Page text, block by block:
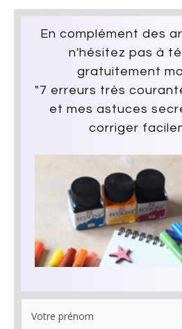
En complément des
n'hésitez pas à
gratuitement
"7 erreurs très
et mes astuces
corriger